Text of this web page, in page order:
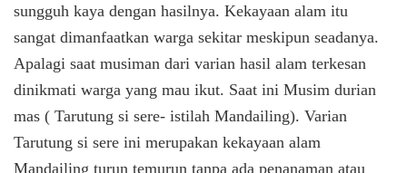
sungguh kaya dengan hasilnya. Kekayaan alam itu
sangat dimanfaatkan warga sekitar meskipun seadanya.
Apalagi saat musiman dari varian hasil alam terkesan
dinikmati warga yang mau ikut. Saat ini Musim durian
mas ( Tarutung si sere- istilah Mandailing). Varian
Tarutung si sere ini merupakan kekayaan alam
Mandailing turun temurun tanpa ada penanaman atau